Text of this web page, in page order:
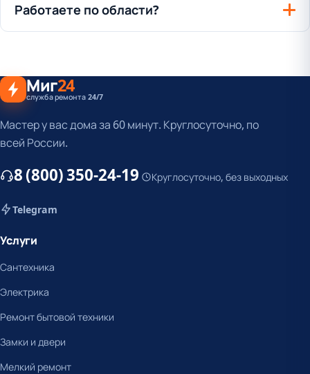
Работаете по области?
Миг24
служба ремонта 24/7
Мастер у вас дома за 60 минут. Круглосуточно, по
всей России.
8 (800) 350-24-19 Круглосуточно, без выходных
Telegram
Услуги
Сантехника
Электрика
Ремонт бытовой техники
Замки и двери
Мелкий ремонт